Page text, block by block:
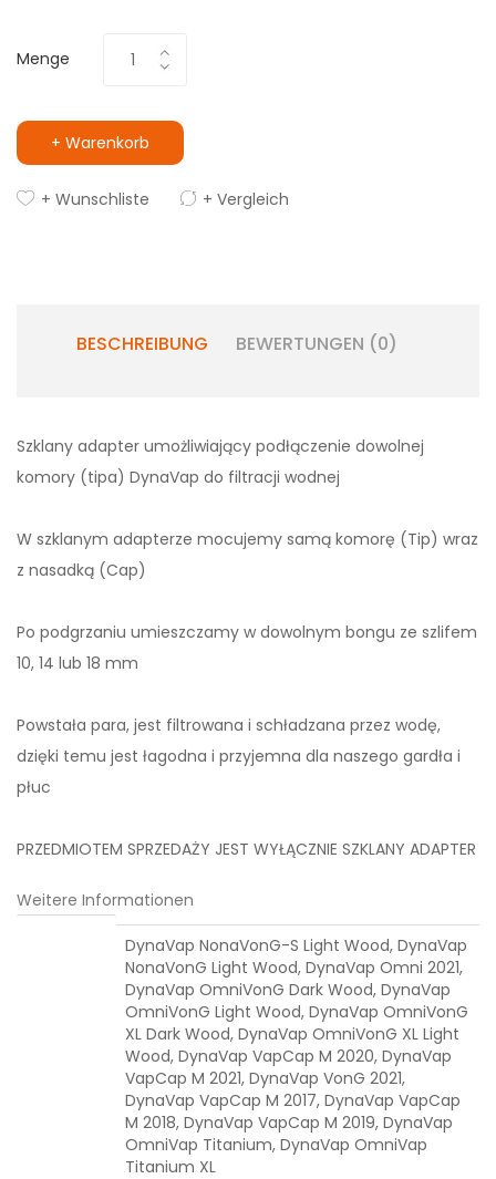
Menge
+ Warenkorb
+ Wunschliste + Vergleich
BESCHREIBUNG BEWERTUNGEN (0)
Szklany adapter umożliwiający podłączenie dowolnej
komory (tipa) DynaVap do filtracji wodnej
W szklanym adapterze mocujemy samą komorę (Tip) wraz
z nasadką (Cap)
Po podgrzaniu umieszczamy w dowolnym bongu ze szlifem
10, 14 lub 18 mm
Powstała para, jest filtrowana i schładzana przez wodę,
dzięki temu jest łagodna i przyjemna dla naszego gardła i
płuc
PRZEDMIOTEM SPRZEDAŻY JEST WYŁĄCZNIE SZKLANY ADAPTER
Weitere Informationen
DynaVap NonaVonG-S Light Wood, DynaVap
NonaVonG Light Wood, DynaVap Omni 2021,
DynaVap OmniVonG Dark Wood, DynaVap
OmniVonG Light Wood, DynaVap OmniVonG
XL Dark Wood, DynaVap OmniVonG XL Light
Wood, DynaVap VapCap M 2020, DynaVap
VapCap M 2021, DynaVap VonG 2021,
DynaVap VapCap M 2017, DynaVap VapCap
M 2018, DynaVap VapCap M 2019, DynaVap
OmniVap Titanium, DynaVap OmniVap
Titanium XL